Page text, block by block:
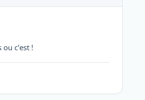
c'est !